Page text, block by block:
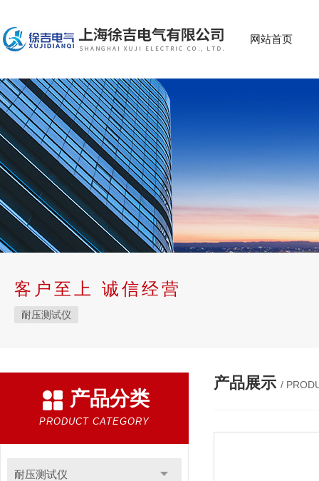
网站首页
客户至上 诚信经营
耐压测试仪
产品分类
PRODUCT CATEGORY
耐压测试仪
产品展示 /